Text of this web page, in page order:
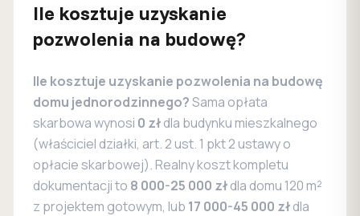
Ile kosztuje uzyskanie
pozwolenia na budowę?
Ile kosztuje uzyskanie pozwolenia na budowę
domu jednorodzinnego?Sama opłata
skarbowa wynosi 0 złdla budynku mieszkalnego
(właściciel działki, art. 2 ust. 1 pkt 2 ustawy o
opłacie skarbowej). Realny koszt kompletu
dokumentacji to 8 000-25 000 złdla domu 120 m²
z projektem gotowym, lub 17 000-45 000 złdla